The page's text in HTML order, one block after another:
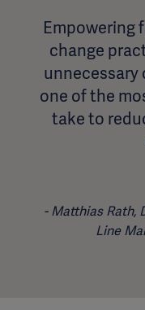
Empowering
change
unnecessary
one of the
take to
Matthias Rath,
Line